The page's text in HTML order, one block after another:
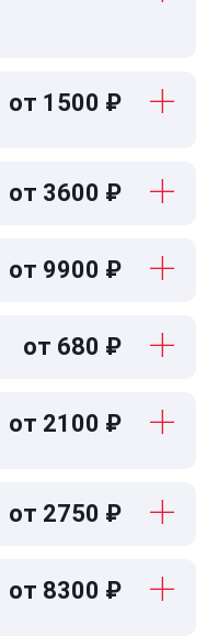
от 1500 ₽
от 3600 ₽
от 9900 ₽
от 680 ₽
от 2100 ₽
от 2750 ₽
от 8300 ₽